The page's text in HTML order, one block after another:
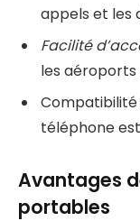
appels et les
Facilité
les aéroports
Compatibilité
téléphone
Avantages
portables